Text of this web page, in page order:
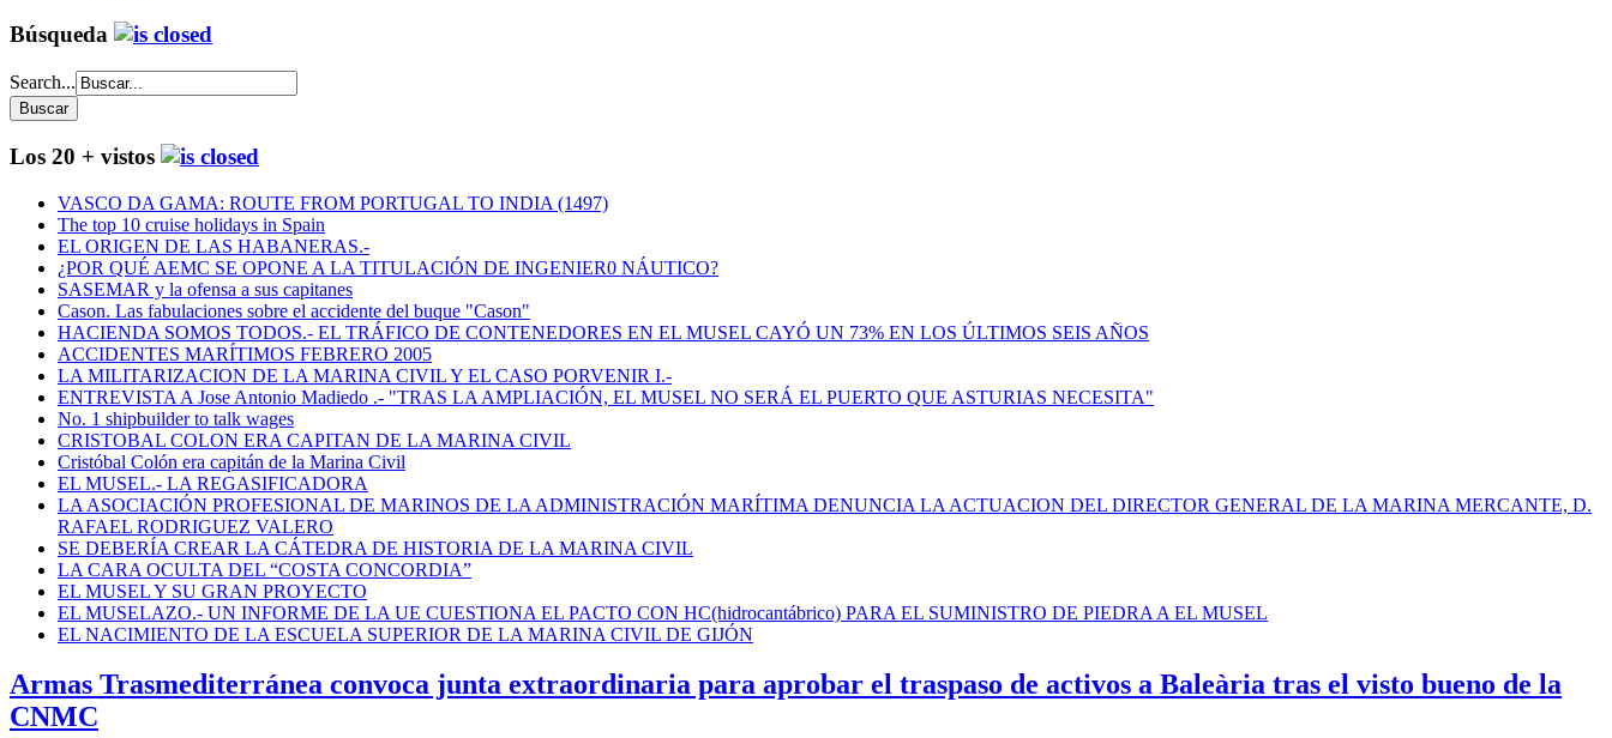
Búsqueda
Search...
Los 20 + vistos
VASCO DA GAMA: ROUTE FROM PORTUGAL TO INDIA (1497)
The top 10 cruise holidays in Spain
EL ORIGEN DE LAS HABANERAS.-
¿POR QUÉ AEMC SE OPONE A LA TITULACIÓN DE INGENIER0 NÁUTICO?
SASEMAR y la ofensa a sus capitanes
Cason. Las fabulaciones sobre el accidente del buque "Cason"
HACIENDA SOMOS TODOS.- EL TRÁFICO DE CONTENEDORES EN EL MUSEL CAYÓ UN 73% EN LOS ÚLTIMOS SEIS AÑOS
ACCIDENTES MARÍTIMOS FEBRERO 2005
LA MILITARIZACION DE LA MARINA CIVIL Y EL CASO PORVENIR I.-
ENTREVISTA A Jose Antonio Madiedo .- "TRAS LA AMPLIACIÓN, EL MUSEL NO SERÁ EL PUERTO QUE ASTURIAS NECESITA"
No. 1 shipbuilder to talk wages
CRISTOBAL COLON ERA CAPITAN DE LA MARINA CIVIL
Cristóbal Colón era capitán de la Marina Civil
EL MUSEL.- LA REGASIFICADORA
LA ASOCIACIÓN PROFESIONAL DE MARINOS DE LA ADMINISTRACIÓN MARÍTIMA DENUNCIA LA ACTUACION DEL DIRECTOR GENERAL DE LA MARINA MERCANTE, D.
RAFAEL RODRIGUEZ VALERO
SE DEBERÍA CREAR LA CÁTEDRA DE HISTORIA DE LA MARINA CIVIL
LA CARA OCULTA DEL “COSTA CONCORDIA”
EL MUSEL Y SU GRAN PROYECTO
EL MUSELAZO.- UN INFORME DE LA UE CUESTIONA EL PACTO CON HC(hidrocantábrico) PARA EL SUMINISTRO DE PIEDRA A EL MUSEL
EL NACIMIENTO DE LA ESCUELA SUPERIOR DE LA MARINA CIVIL DE GIJÓN
Armas Trasmediterránea convoca junta extraordinaria para aprobar el traspaso de activos a Baleària tras el visto bueno de la
CNMC